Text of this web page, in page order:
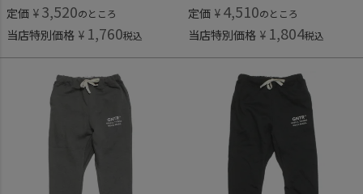
定価 ¥ 3,520のところ
当店特別価格 ¥ 1,760税込
定価 ¥ 4,510のところ
当店特別価格 ¥ 1,804税込